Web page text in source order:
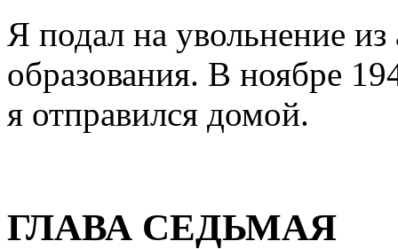
Я подал на увольнение
образования. В ноябре
я отправился домой.
ГЛАВА СЕДЬМАЯ